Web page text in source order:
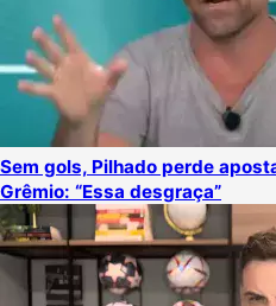
Sem gols, Pilhado perde
Grêmio: “Essa desgraça”